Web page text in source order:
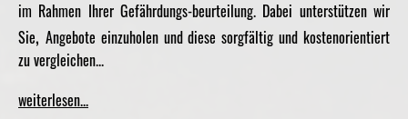
im Rahmen Ihrer Gefährdungs-beurteilung. Dabei unterstützen wir
Sie, Angebote einzuholen und diese sorgfältig und kostenorientiert
zu vergleichen...
weiterlesen...